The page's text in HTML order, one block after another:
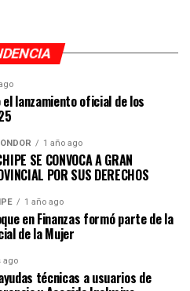
lanzamiento oficial de los
1 año ago
SE CONVOCA A GRAN
POR SUS DERECHOS
1 año ago
en Finanzas formó parte de la
de la Mujer
ago
técnicas a usuarios de